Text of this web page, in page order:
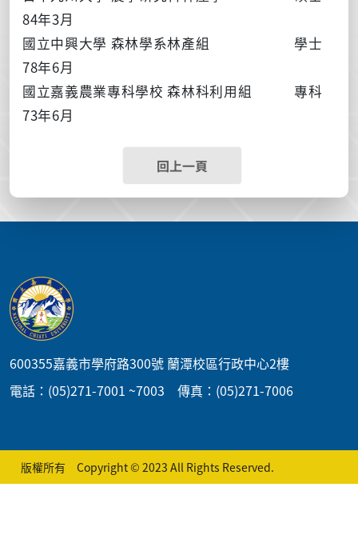
84年3月
國立中興大學 森林學系林產組 學士
78年6月
國立嘉義農業專科學校 森林科利用組 專科
73年6月
回上一頁
600355嘉義市學府路300號 蘭潭校區行政中心2樓
電話：(05)271-7001 ~7003 傳真：(05)271-7006
版權所有 Copyright © 2023 All Rights Reserved.